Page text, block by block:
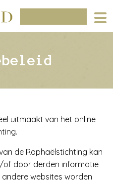
uitmaakt van het online
de Raphaëlstichting kan
of door derden informatie
websites worden